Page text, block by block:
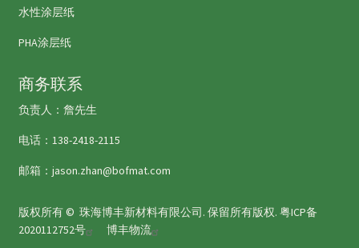
水性涂层纸
PHA涂层纸
商务联系
负责人：詹先生
电话：138-2418-2115
邮箱：jason.zhan@bofmat.com
版权所有 © 珠海博丰新材料有限公司. 保留所有版权. 粤ICP备
2020112752号
博丰物流